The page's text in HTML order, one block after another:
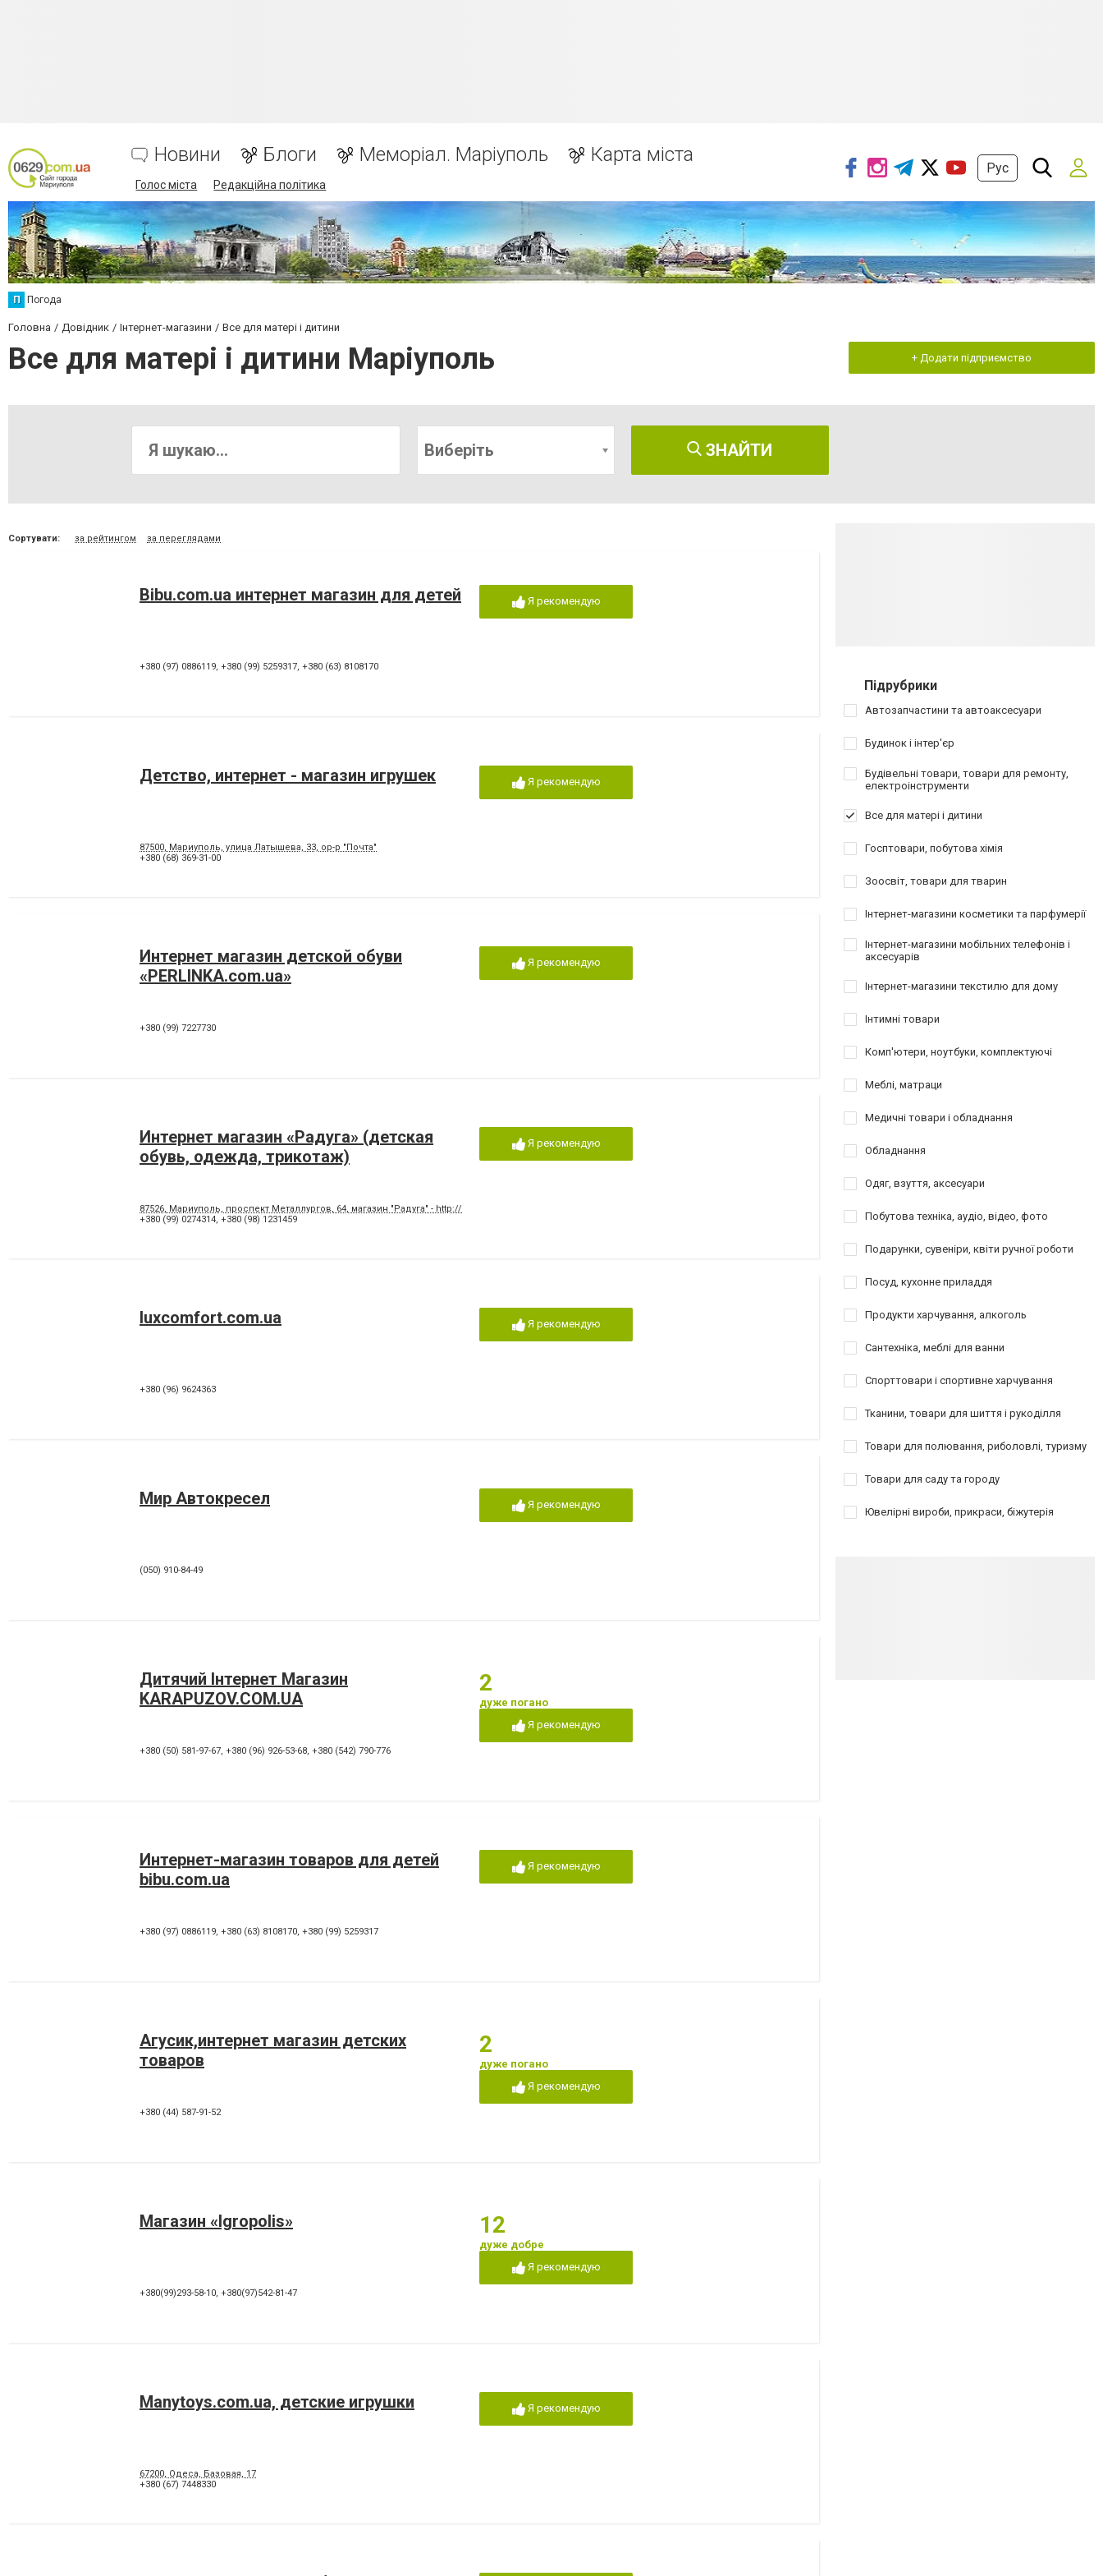
Новини Блоги Меморіал. Маріуполь Карта міста
Голос міста Редакційна політика
Рус
П Погода
Головна Довідник Інтернет-магазини Все для матері і дитини
Все для матері і дитини Маріуполь + Додати підприємство
Виберіть ЗНАЙТИ
Сортувати: за рейтингом за переглядами
Bibu.com.ua интернет магазин для детей
+380 (97) 0886119, +380 (99) 5259317, +380 (63) 8108170
Я рекомендую
Детство, интернет - магазин игрушек
87500, Мариуполь, улица Латышева, 33, ор-р "Почта"
+380 (68) 369-31-00
Я рекомендую
Интернет магазин детской обуви
«PERLINKA.com.ua»
+380 (99) 7227730
Я рекомендую
Интернет магазин «Радуга» (детская
обувь, одежда, трикотаж)
87526, Мариуполь, проспект Металлургов, 64, магазин "Радуга" - http://magazinraduga.etov.ua/
+380 (99) 0274314, +380 (98) 1231459
Я рекомендую
luxcomfort.com.ua
+380 (96) 9624363
Я рекомендую
Мир Автокресел
(050) 910-84-49
Я рекомендую
Дитячий Інтернет Магазин
KARAPUZOV.COM.UA
+380 (50) 581-97-67, +380 (96) 926-53-68, +380 (542) 790-776
2
дуже погано
Я рекомендую
Интернет-магазин товаров для детей
bibu.com.ua
+380 (97) 0886119, +380 (63) 8108170, +380 (99) 5259317
Я рекомендую
Агусик,интернет магазин детских
товаров
+380 (44) 587-91-52
2
дуже погано
Я рекомендую
Магазин «Igropolis»
+380(99)293-58-10, +380(97)542-81-47
12
дуже добре
Я рекомендую
Manytoys.com.ua, детские игрушки
67200, Одеса, Базовая, 17
+380 (67) 7448330
Я рекомендую
Підрубрики
Автозапчастини та автоаксесуари
Будинок і інтер'єр
Будівельні товари, товари для ремонту,
електроінструменти
Все для матері і дитини
Госптовари, побутова хімія
Зоосвіт, товари для тварин
Інтернет-магазини косметики та парфумерії
Інтернет-магазини мобільних телефонів і
аксесуарів
Інтернет-магазини текстилю для дому
Інтимні товари
Комп'ютери, ноутбуки, комплектуючі
Меблі, матраци
Медичні товари і обладнання
Обладнання
Одяг, взуття, аксесуари
Побутова техніка, аудіо, відео, фото
Подарунки, сувеніри, квіти ручної роботи
Посуд, кухонне приладдя
Продукти харчування, алкоголь
Сантехніка, меблі для ванни
Спорттовари і спортивне харчування
Тканини, товари для шиття і рукоділля
Товари для полювання, риболовлі, туризму
Товари для саду та городу
Ювелірні вироби, прикраси, біжутерія